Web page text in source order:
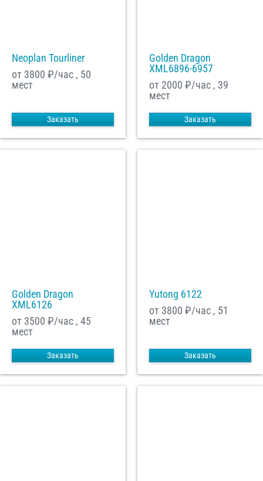
Neoplan Tourliner
от 3800 ₽/час , 50
мест
Заказать
Golden Dragon
XML6896-6957
от 2000 ₽/час , 39
мест
Заказать
Golden Dragon
XML6126
от 3500 ₽/час , 45
мест
Заказать
Yutong 6122
от 3800 ₽/час , 51
мест
Заказать